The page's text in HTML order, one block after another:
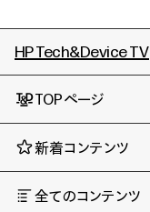
HP Tech&Device TV
TOPページ
新着コンテンツ
全てのコンテンツ